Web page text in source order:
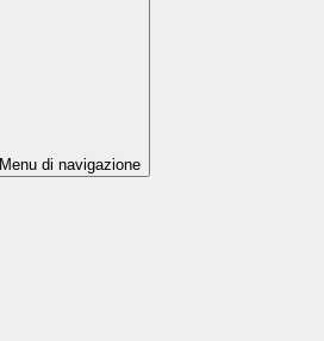
Menu di navigazione